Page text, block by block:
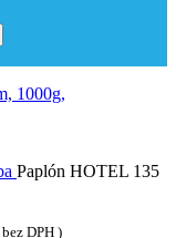
Paplón HOTEL 135
bez DPH )